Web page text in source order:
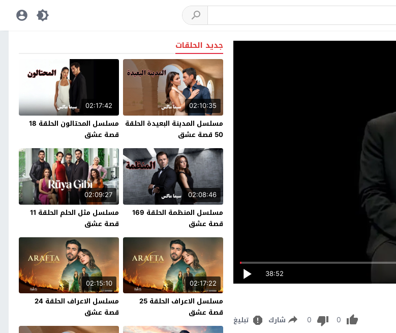
38:52
0
0 شارك تبليغ
جديد الحلقات
02:10:35
مسلسل المدينة البعيدة الحلقة
50 قصة عشق
02:17:42
مسلسل المحتالون الحلقة 18
قصة عشق
02:08:46
مسلسل المنظمة الحلقة 169
قصة عشق
02:09:27
مسلسل مثل الحلم الحلقة 11
قصة عشق
02:17:22
مسلسل الاعراف الحلقة 25
قصة عشق
02:15:10
مسلسل الاعراف الحلقة 24
قصة عشق